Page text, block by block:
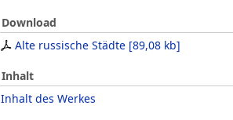
Download
Alte russische Städte [89,08 kb]
Inhalt
Inhalt des Werkes